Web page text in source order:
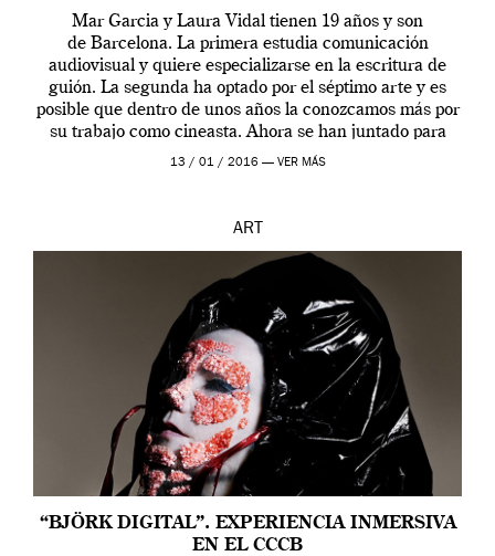
Mar Garcia y Laura Vidal tienen 19 años y son
de Barcelona. La primera estudia comunicación
audiovisual y quiere especializarse en la escritura de
guión. La segunda ha optado por el séptimo arte y es
posible que dentro de unos años la conozcamos más por
su trabajo como cineasta. Ahora se han juntado para
contarnos una […]
13 / 01 / 2016 — VER MÁS
ART
“BJÖRK DIGITAL”. EXPERIENCIA INMERSIVA
EN EL CCCB